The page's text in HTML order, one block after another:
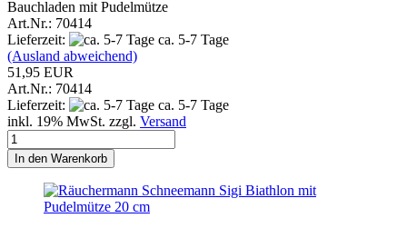
Bauchladen mit Pudelmütze
Art.Nr.: 70414
Lieferzeit:
ca. 5-7 Tage
(Ausland abweichend)
51,95 EUR
Art.Nr.: 70414
Lieferzeit:
ca. 5-7 Tage
inkl. 19% MwSt. zzgl. Versand
In den Warenkorb